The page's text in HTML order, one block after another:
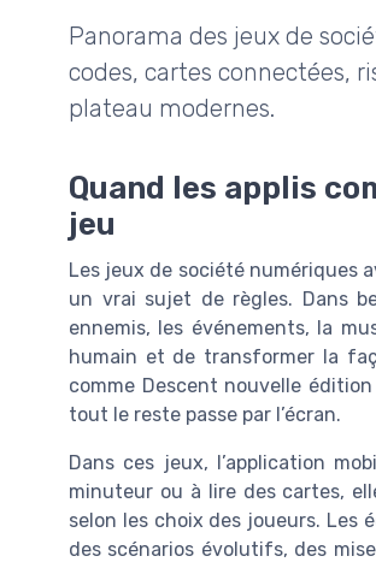
Panorama des jeux de
codes, cartes connectées,
plateau modernes.
Quand les applis
jeu
Les jeux de société numériques
un vrai sujet de règles. Dans
ennemis, les événements, la
humain et de transformer la
comme Descent nouvelle
tout le reste passe par l’écran.
Dans ces jeux, l’application
minuteur ou à lire des cartes,
selon les choix des joueurs. Les
des scénarios évolutifs, des